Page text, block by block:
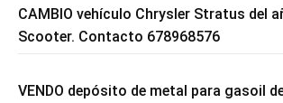
CAMBIO vehículo Chrysler Stratus del
Scooter. Contacto 678968576
VENDO depósito de metal para gasoil